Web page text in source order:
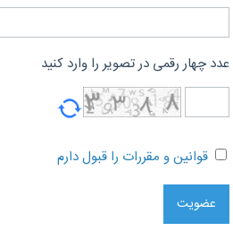
عدد چهار رقمی در تصویر را وارد کنید
قوانین و مقررات را قبول دارم